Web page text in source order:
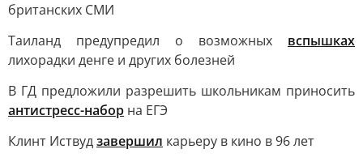
британских СМИ
Таиланд предупредил о возможных вспышках
лихорадки денге и других болезней
В ГД предложили разрешить школьникам приносить
антистресс-набор на ЕГЭ
Клинт Иствудзавершил карьеру в кино в 96 лет